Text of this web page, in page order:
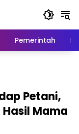
Pemerintah
Petani,
Mama